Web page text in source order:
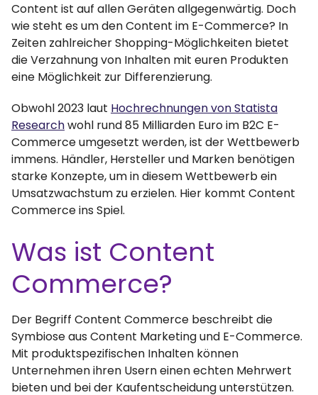
Content ist auf allen Geräten allgegenwärtig. Doch
wie steht es um den Content im E-Commerce? In
Zeiten zahlreicher Shopping-Möglichkeiten bietet
die Verzahnung von Inhalten mit euren Produkten
eine Möglichkeit zur Differenzierung.
Obwohl 2023 laut Hochrechnungen von Statista
Researchwohl rund 85 Milliarden Euro im B2C E-
Commerce umgesetzt werden, ist der Wettbewerb
immens. Händler, Hersteller und Marken benötigen
starke Konzepte, um in diesem Wettbewerb ein
Umsatzwachstum zu erzielen. Hier kommt Content
Commerce ins Spiel.
Was ist Content
Commerce?
Der Begriff Content Commerce beschreibt die
Symbiose aus Content Marketing und E-Commerce.
Mit produktspezifischen Inhalten können
Unternehmen ihren Usern einen echten Mehrwert
bieten und bei der Kaufentscheidung unterstützen.